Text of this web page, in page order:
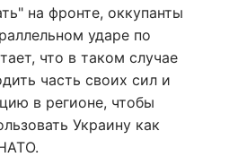
на фронте, оккупанты
ударе по
что в таком случае
часть своих сил и
в регионе, чтобы
Украину как